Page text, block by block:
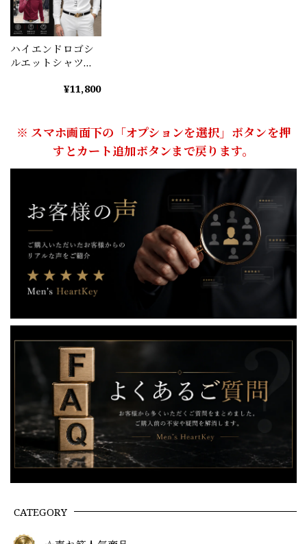
CATEGORY
ハイエンドロゴシ
ルエットシャツ
¥11,800
※ スマホ画面下の「オプションを選択」ボタンを押
すとカート追加ボタンまで戻ります。